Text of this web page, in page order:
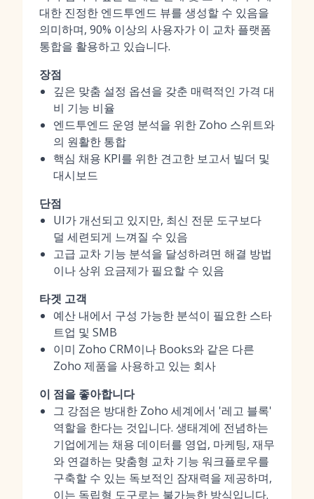
대한 진정한 엔드투엔드 뷰를 생성할 수 있음을
의미하며, 90% 이상의 사용자가 이 교차 플랫폼
통합을 활용하고 있습니다.
장점
깊은 맞춤 설정 옵션을 갖춘 매력적인 가격 대
비 기능 비율
엔드투엔드 운영 분석을 위한 Zoho 스위트와
의 원활한 통합
핵심 채용 KPI를 위한 견고한 보고서 빌더 및
대시보드
단점
UI가 개선되고 있지만, 최신 전문 도구보다
덜 세련되게 느껴질 수 있음
고급 교차 기능 분석을 달성하려면 해결 방법
이나 상위 요금제가 필요할 수 있음
타겟 고객
예산 내에서 구성 가능한 분석이 필요한 스타
트업 및 SMB
이미 Zoho CRM이나 Books와 같은 다른
Zoho 제품을 사용하고 있는 회사
이 점을 좋아합니다
그 강점은 방대한 Zoho 세계에서 '레고 블록'
역할을 한다는 것입니다. 생태계에 전념하는
기업에게는 채용 데이터를 영업, 마케팅, 재무
와 연결하는 맞춤형 교차 기능 워크플로우를
구축할 수 있는 독보적인 잠재력을 제공하며,
이는 독립형 도구로는 불가능한 방식입니다.